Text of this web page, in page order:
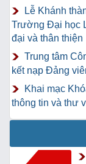
Lễ Khánh
Trường Đại học
đại và thân thiện
Trung tâm
kết nạp Đảng
Khai mạc
thông tin và thư